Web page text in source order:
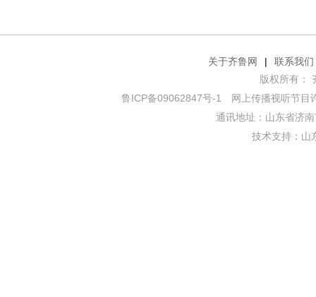
关于齐鲁网 |
联系我们
版权所有：
鲁ICP备09062847号-1 网上传播视听节目
通讯地址：山东省济
技术支持： 山